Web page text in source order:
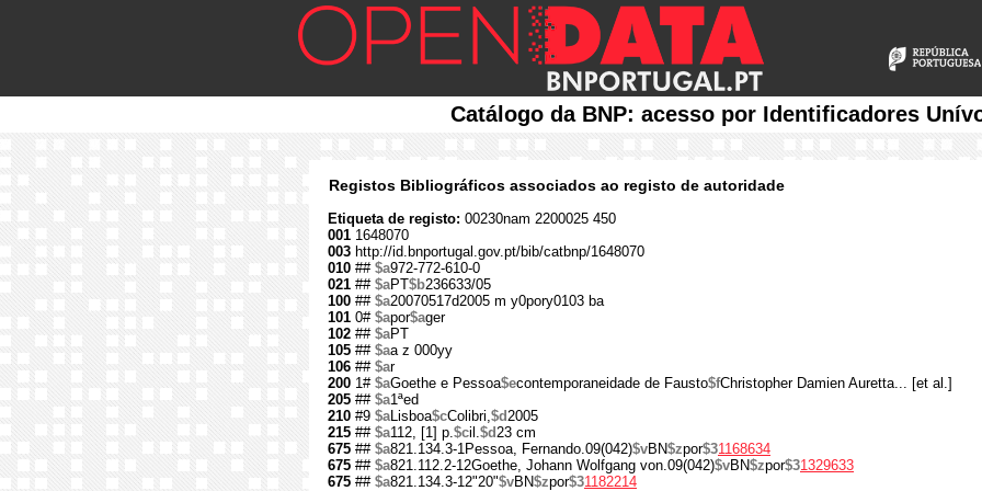
Catálogo da BNP: acesso por Identificadores
Registos Bibliográficos associados ao registo de autoridade
Etiqueta de registo: 00230nam 2200025 450
001 1648070
003 http://id.bnportugal.gov.pt/bib/catbnp/1648070
010 ## $a972-772-610-0
021 ## $aPT$b236633/05
100 ## $a20070517d2005 m y0pory0103 ba
101 0# $apor$ager
102 ## $aPT
105 ## $aa z 000yy
106 ## $ar
200 1# $aGoethe e Pessoa$econtemporaneidade de Fausto$fChristopher Damien Auretta... [et al.]
205 ## $a1ªed
210 #9 $aLisboa$cColibri,$d2005
215 ## $a112, [1] p.$cil.$d23 cm
675 ## $a821.134.3-1Pessoa, Fernando.09(042)$vBN$zpor$31168634
675 ## $a821.112.2-12Goethe, Johann Wolfgang von.09(042)$vBN$zpor$31329633
675 ## $a821.134.3-12"20"$vBN$zpor$31182214